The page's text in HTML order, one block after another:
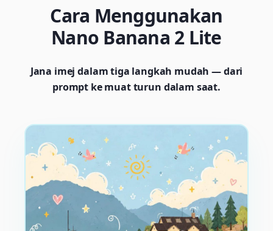
Cara Menggunakan
Nano Banana 2 Lite
Jana imej dalam tiga langkah mudah — dari
prompt ke muat turun dalam saat.